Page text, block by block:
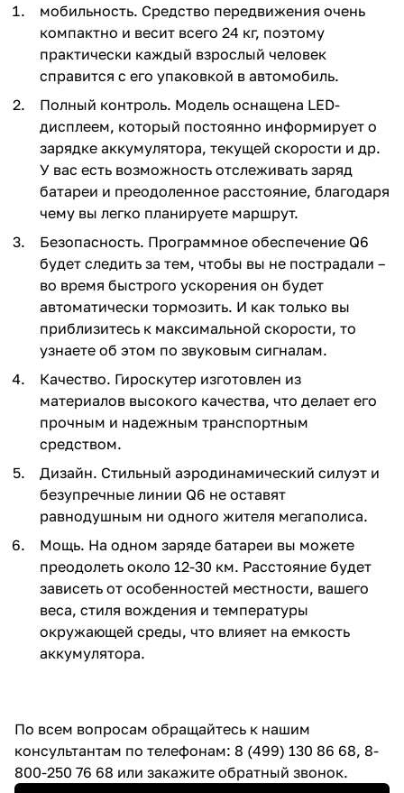
мобильность. Средство передвижения очень
компактно и весит всего 24 кг, поэтому
практически каждый взрослый человек
справится с его упаковкой в автомобиль.
Полный контроль. Модель оснащена LED-
дисплеем, который постоянно информирует о
зарядке аккумулятора, текущей скорости и др.
У вас есть возможность отслеживать заряд
батареи и преодоленное расстояние, благодаря
чему вы легко планируете маршрут.
Безопасность. Программное обеспечение Q6
будет следить за тем, чтобы вы не пострадали –
во время быстрого ускорения он будет
автоматически тормозить. И как только вы
приблизитесь к максимальной скорости, то
узнаете об этом по звуковым сигналам.
Качество. Гироскутер изготовлен из
материалов высокого качества, что делает его
прочным и надежным транспортным
средством.
Дизайн. Стильный аэродинамический силуэт и
безупречные линии Q6 не оставят
равнодушным ни одного жителя мегаполиса.
Мощь. На одном заряде батареи вы можете
преодолеть около 12-30 км. Расстояние будет
зависеть от особенностей местности, вашего
веса, стиля вождения и температуры
окружающей среды, что влияет на емкость
аккумулятора.
По всем вопросам обращайтесь к нашим
консультантам по телефонам: 8 (499) 130 86 68, 8-
800-250 76 68 или закажите обратный звонок.